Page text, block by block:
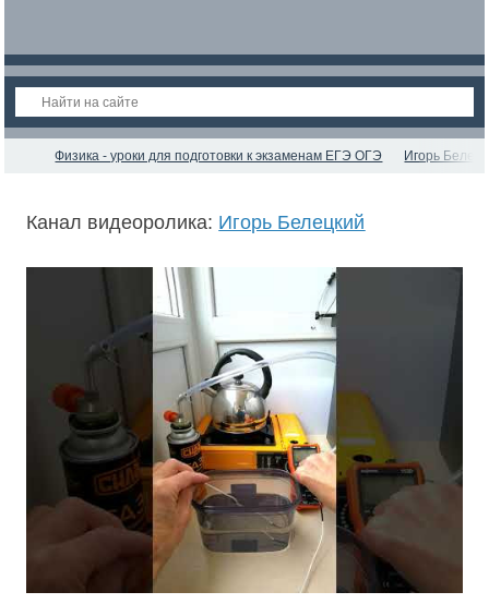
Физика - уроки для подготовки к экзаменам ЕГЭ ОГЭ Игорь
Канал видеоролика: Игорь Белецкий